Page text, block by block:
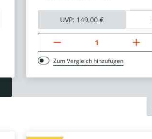
UVP: 149,00 €
Zum Vergleich hinzufügen